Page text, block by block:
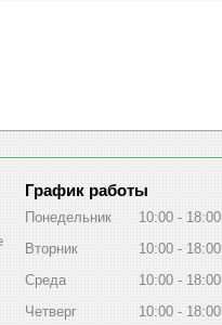
График работы
Понедельник 10:00
18:00
Вторник
10:00
18:00
Среда
10:00
18:00
Четверг
10:00
18:00